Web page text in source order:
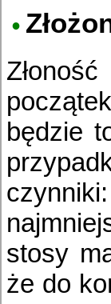
będzie
stosy
że do